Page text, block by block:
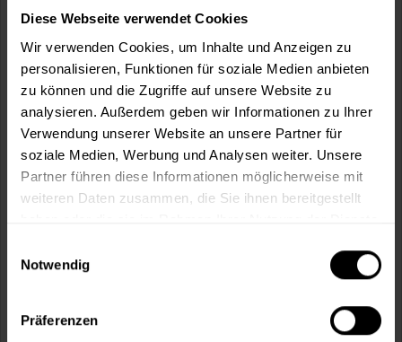
Diese Webseite verwendet Cookies
Wir verwenden Cookies, um Inhalte und Anzeigen zu
personalisieren, Funktionen für soziale Medien anbieten
zu können und die Zugriffe auf unsere Website zu
analysieren. Außerdem geben wir Informationen zu Ihrer
Verwendung unserer Website an unsere Partner für
soziale Medien, Werbung und Analysen weiter. Unsere
Partner führen diese Informationen möglicherweise mit
weiteren Daten zusammen, die Sie ihnen bereitgestellt
Notwendig
Präferenzen
In denWarenkorb